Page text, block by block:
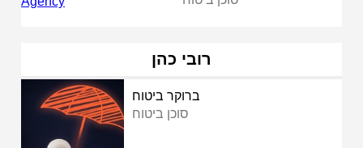
רובי כהן
ברוקר ביטוח
סוכן ביטוח